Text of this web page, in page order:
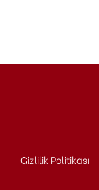
Gizlilik Politikası